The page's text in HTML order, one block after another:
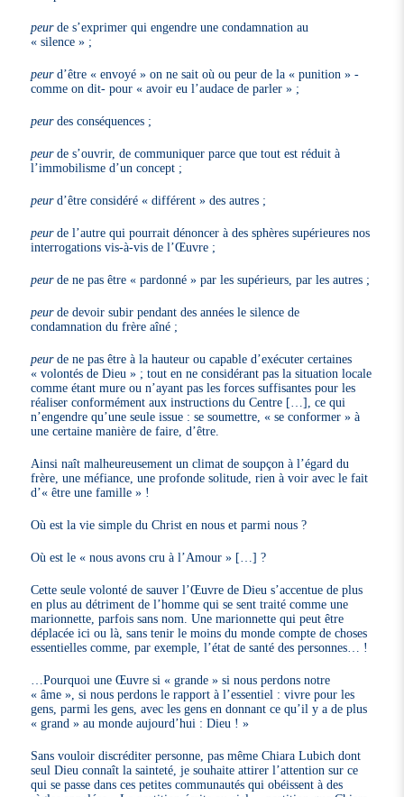
peurde s’exprimer qui engendre une condamnation au
« silence » ;
peurd’être « envoyé » on ne sait où ou peur de la « punition » -
comme on dit- pour « avoir eu l’audace de parler » ;
peurdes conséquences ;
peurde s’ouvrir, de communiquer parce que tout est réduit à
l’immobilisme d’un concept ;
peurd’être considéré « différent » des autres ;
peurde l’autre qui pourrait dénoncer à des sphères supérieures nos
interrogations vis-à-vis de l’Œuvre ;
peurde ne pas être « pardonné » par les supérieurs, par les autres ;
peurde devoir subir pendant des années le silence de
condamnation du frère aîné ;
peurde ne pas être à la hauteur ou capable d’exécuter certaines
« volontés de Dieu » ; tout en ne considérant pas la situation locale
comme étant mure ou n’ayant pas les forces suffisantes pour les
réaliser conformément aux instructions du Centre […], ce qui
n’engendre qu’une seule issue : se soumettre, « se conformer » à
une certaine manière de faire, d’être.
Ainsi naît malheureusement un climat de soupçon à l’égard du
frère, une méfiance, une profonde solitude, rien à voir avec le fait
d’« être une famille » !
Où est la vie simple du Christ en nous et parmi nous ?
Où est le « nous avons cru à l’Amour » […] ?
Cette seule volonté de sauver l’Œuvre de Dieu s’accentue de plus
en plus au détriment de l’homme qui se sent traité comme une
marionnette, parfois sans nom. Une marionnette qui peut être
déplacée ici ou là, sans tenir le moins du monde compte de choses
essentielles comme, par exemple, l’état de santé des personnes… !
…Pourquoi une Œuvre si « grande » si nous perdons notre
« âme », si nous perdons le rapport à l’essentiel : vivre pour les
gens, parmi les gens, avec les gens en donnant ce qu’il y a de plus
« grand » au monde aujourd’hui : Dieu ! »
Sans vouloir discréditer personne, pas même Chiara Lubich dont
seul Dieu connaît la sainteté, je souhaite attirer l’attention sur ce
qui se passe dans ces petites communautés qui obéissent à des